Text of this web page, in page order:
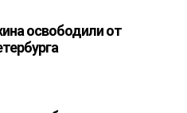
освободили от